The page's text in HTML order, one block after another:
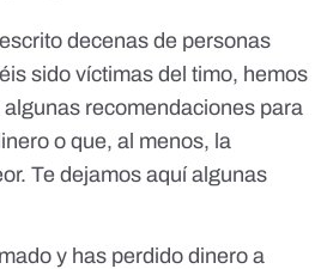
decenas de personas
sido víctimas del timo, hemos
algunas recomendaciones para
o que, al menos, la
Te dejamos aquí algunas
y has perdido dinero a